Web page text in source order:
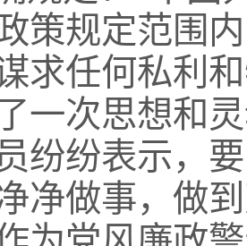
策规定范围
求任何私利
一次思想和
纷纷表示，
净做事，做